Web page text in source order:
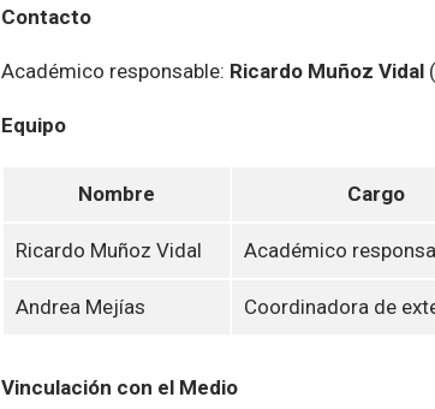
Contacto
Académico responsable: Ricardo Muñoz Vidal (
Equipo
Nombre Cargo
Ricardo Muñoz Vidal Académico
Andrea Mejías Coordinadora de
Vinculación con el Medio